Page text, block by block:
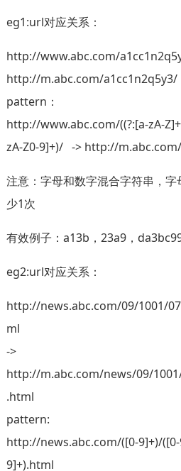
eg1:url对应关系：
http://www.abc.com/
http://m.abc.com/a1cc1n2q5y3/
pattern：
http://www.abc.com/((?:[a-zA-
zA-Z0-9]+)/ -> http://
注意：字母和数字混合字符串，
少1次
有效例子：a13b，23a9，
eg2:url对应关系：
http://news.abc.com/09/1001/
ml
->
http://m.abc.com/news/09/
.html
pattern:
http://news.abc.com/([0-9]+)/([0-
9]+).html